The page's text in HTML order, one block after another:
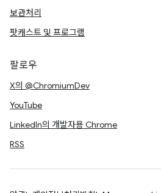
보관처리
팟캐스트 및 프로그램
팔로우
X의 @ChromiumDev
YouTube
LinkedIn의 개발자용 Chrome
RSS